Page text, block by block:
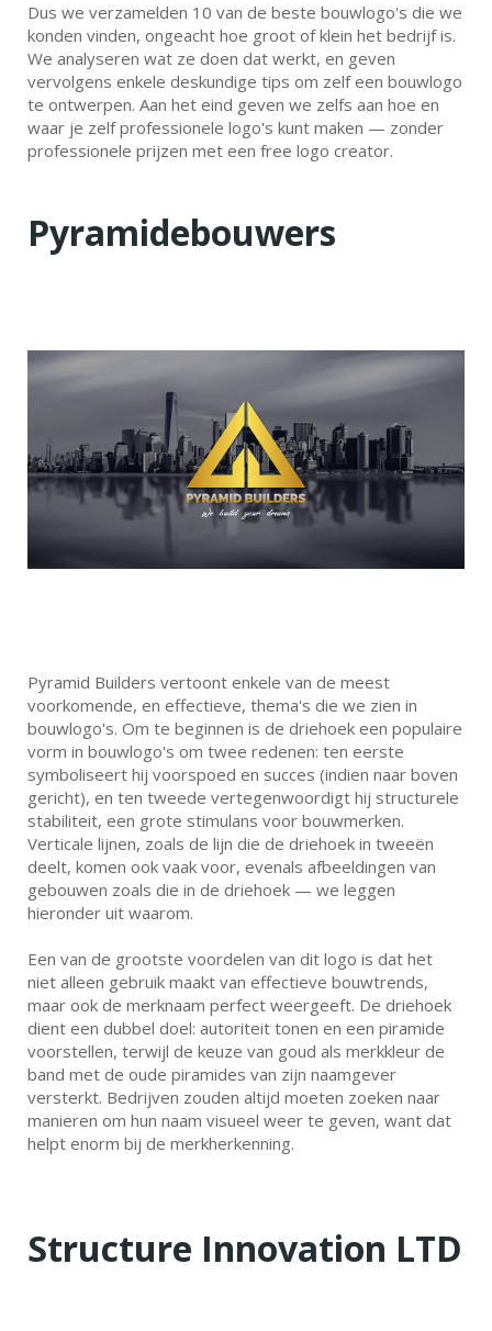
Dus we verzamelden 10 van de beste bouwlogo's die we
konden vinden, ongeacht hoe groot of klein het bedrijf is.
We analyseren wat ze doen dat werkt, en geven
vervolgens enkele deskundige tips om zelf een bouwlogo
te ontwerpen. Aan het eind geven we zelfs aan hoe en
waar je zelf professionele logo's kunt maken — zonder
professionele prijzen met een free logo creator.
Pyramidebouwers
Pyramid Builders vertoont enkele van de meest
voorkomende, en effectieve, thema's die we zien in
bouwlogo's. Om te beginnen is de driehoek een populaire
vorm in bouwlogo's om twee redenen: ten eerste
symboliseert hij voorspoed en succes (indien naar boven
gericht), en ten tweede vertegenwoordigt hij structurele
stabiliteit, een grote stimulans voor bouwmerken.
Verticale lijnen, zoals de lijn die de driehoek in tweeën
deelt, komen ook vaak voor, evenals afbeeldingen van
gebouwen zoals die in de driehoek — we leggen
hieronder uit waarom.
Een van de grootste voordelen van dit logo is dat het
niet alleen gebruik maakt van effectieve bouwtrends,
maar ook de merknaam perfect weergeeft. De driehoek
dient een dubbel doel: autoriteit tonen en een piramide
voorstellen, terwijl de keuze van goud als merkkleur de
band met de oude piramides van zijn naamgever
versterkt. Bedrijven zouden altijd moeten zoeken naar
manieren om hun naam visueel weer te geven, want dat
helpt enorm bij de merkherkenning.
Structure Innovation LTD